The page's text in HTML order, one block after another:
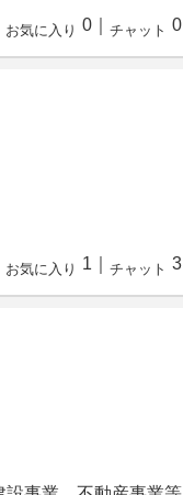
お気に入り 0 チャット 0
お気に入り 1 チャット 3